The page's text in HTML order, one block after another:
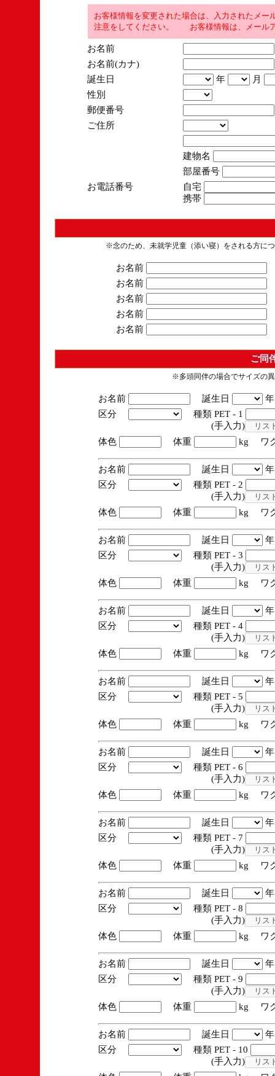
お客様情報を変更された場合は、入力されたメ
注意をしてください。 お客様情報は、メール
お名前
お名前(カナ)
誕生日
年
月
性別
郵便番号
ご住所
建物名
部屋番号
お電話番号
自宅
携帯
※念のため、未就学児童（添い寝）をされる方に
お名前
お名前
お名前
お名前
お名前
ご同
※多頭同伴の場合でサイズの
お名前 誕生日
区分
種類 PET - 1
(手入力)
体色
体重 kg ワ
お名前 誕生日
区分
種類 PET - 2
(手入力)
体色
体重 kg ワ
お名前 誕生日
区分
種類 PET - 3
(手入力)
体色
体重 kg ワ
お名前 誕生日
区分
種類 PET - 4
(手入力)
体色
体重 kg ワ
お名前 誕生日
区分
種類 PET - 5
(手入力)
体色
体重 kg ワ
お名前 誕生日
区分
種類 PET - 6
(手入力)
体色
体重 kg ワ
お名前 誕生日
区分
種類 PET - 7
(手入力)
体色
体重 kg ワ
お名前 誕生日
区分
種類 PET - 8
(手入力)
体色
体重 kg ワ
お名前 誕生日
区分
種類 PET - 9
(手入力)
体色
体重 kg ワ
お名前 誕生日
区分
種類 PET - 10
(手入力)